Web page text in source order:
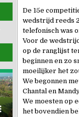
De 15e
wedstrijd reeds
telefonisch was
Voor de
op de ranglijst
beginnen en zo
moeilijker het
We begonnen
Chantal en
We moesten op
het bovendien